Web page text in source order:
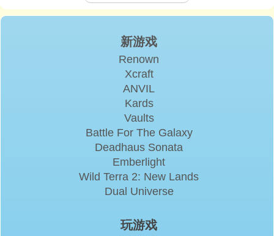
新游戏
Renown
Xcraft
ANVIL
Kards
Vaults
Battle For The Galaxy
Deadhaus Sonata
Emberlight
Wild Terra 2: New Lands
Dual Universe
玩游戏